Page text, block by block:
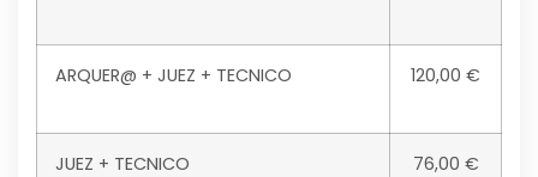
ARQUER@ + JUEZ + TECNICO 120,00 €
JUEZ + TECNICO 76,00 €